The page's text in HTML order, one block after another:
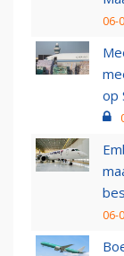
06-
op
06-